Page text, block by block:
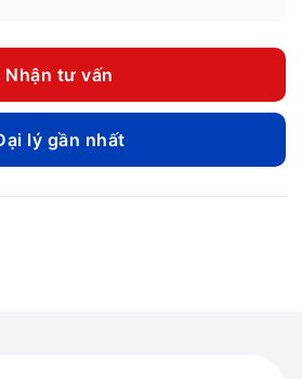
Nhận tư vấn
lý gần nhất